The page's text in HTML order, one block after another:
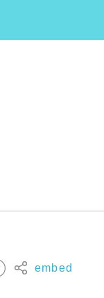
embed